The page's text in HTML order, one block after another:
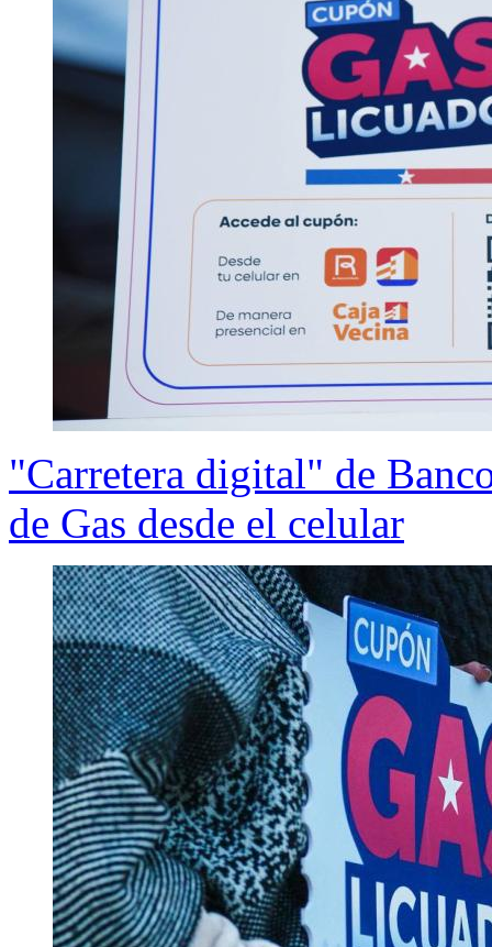
"Carretera digital" de
de Gas desde el celular